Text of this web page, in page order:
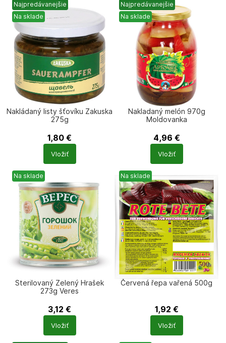
Najpredávanejšie
Na sklade
Nakládaný listy šťovíku Zakuska
275g
1,80 €
Počet
produktů
Vložiť
Najpredávanejšie
Na sklade
Nakladaný melón 970g
Moldovanka
4,96 €
Počet
produktů
Vložiť
Na sklade
Sterilovaný Zelený Hrašek
273g Veres
3,12 €
Počet
produktů
Vložiť
Na sklade
Červená řepa vařená 500g
1,92 €
Počet
produktů
Vložiť